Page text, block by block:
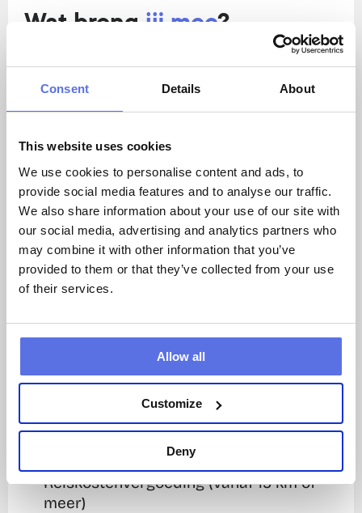
Consent Details About
This website uses cookies
We use cookies to personalise content and ads, to
provide social media features and to analyse our traffic.
We also share information about your use of our site with
our social media, advertising and analytics partners who
may combine it with other information that you’ve
provided to them or that they’ve collected from your use
of their services.
Allow all
Customize
Deny
Wat breng jij mee?
Je werkt zelfstandig en ziet wat er moet
gebeuren
Je bent flexibel en helpt graag zowel
omgeving
Je vind het leuk om mensen te
motiveren
Wat bieden wij jou?
Een actieve en afwisselende baan in een
gezellige en sportieve omgeving. We kijken
samen naar een dienstverband dat bij jou
past.
Dit kun je van ons verwachten:
Een goed startsalaris vanaf €14,99 per
uur (Vanaf 21 jaar)
20 vakantiedagen per jaar (o.b.v. 40 uur)
Reiskostenvergoeding (vanaf 15 km of
meer)